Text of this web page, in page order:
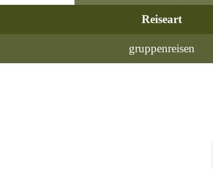
Reiseart
gruppenreisen